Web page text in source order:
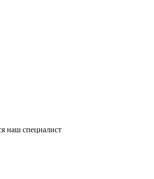
наш специалист